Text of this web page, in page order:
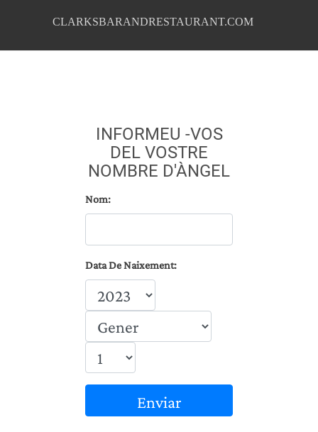
CLARKSBARANDRESTAURANT.COM
INFORMEU -VOS
DEL VOSTRE
NOMBRE D'ÀNGEL
Nom:
Data De Naixement:
Enviar